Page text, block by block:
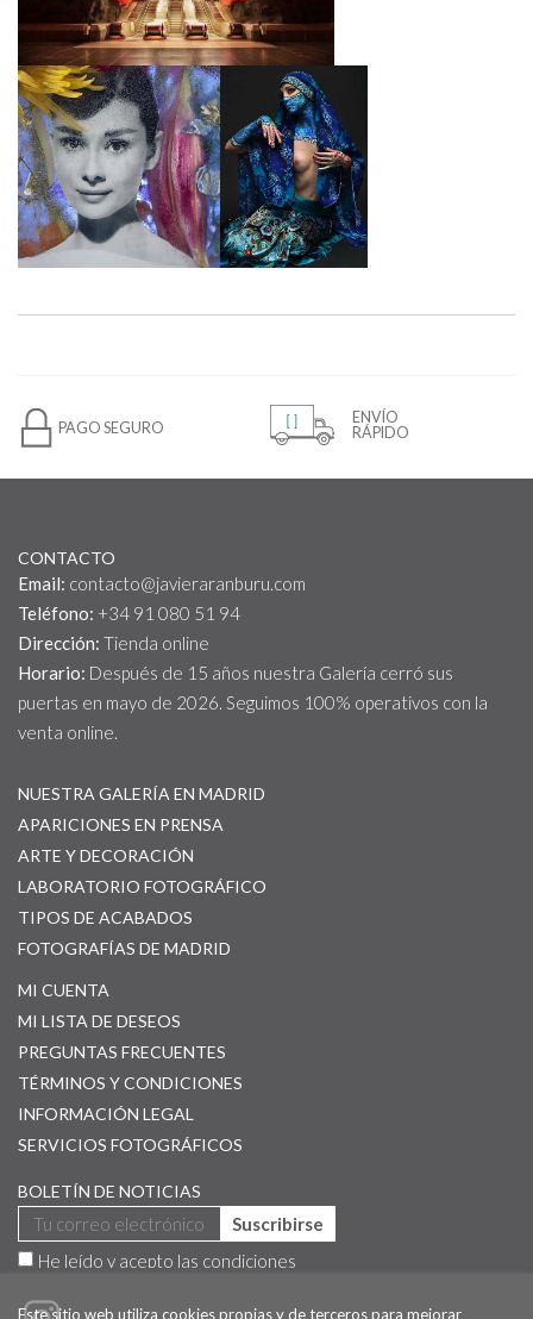
PAGO SEGURO
ENVÍO
RÁPIDO
CONTACTO
Email: contacto@javieraranburu.com
Teléfono: +34 91 080 51 94
Dirección: Tienda online
Horario: Después de 15 años nuestra Galería cerró sus
puertas en mayo de 2026. Seguimos 100% operativos con la
venta online.
NUESTRA GALERÍA EN MADRID
APARICIONES EN PRENSA
ARTE Y DECORACIÓN
LABORATORIO FOTOGRÁFICO
TIPOS DE ACABADOS
FOTOGRAFÍAS DE MADRID
MI CUENTA
MI LISTA DE DESEOS
PREGUNTAS FRECUENTES
TÉRMINOS Y CONDICIONES
INFORMACIÓN LEGAL
SERVICIOS FOTOGRÁFICOS
BOLETÍN DE NOTICIAS
Suscribirse
He leído y acepto las condiciones
Este sitio web utiliza cookies propias y de terceros para mejorar